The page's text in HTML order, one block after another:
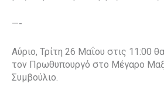
—-
Αύριο, Τρίτη 26 Μαΐου στις 11:00
τον Πρωθυπουργό στο Μέγαρο
Συμβούλιο.